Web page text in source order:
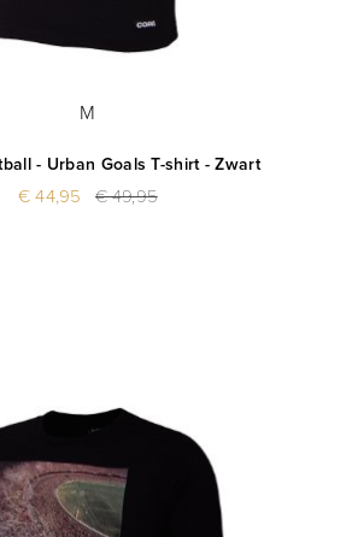
M
- Urban Goals T-shirt - Zwart
€ 44,95 € 49,95